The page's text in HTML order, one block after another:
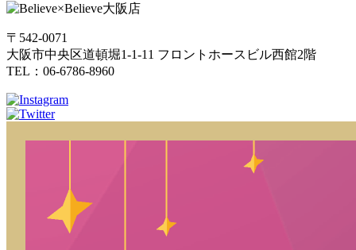
〒542-0071
大阪市中央区道頓堀1-1-11 フロントホースビル西館2階
TEL：06-6786-8960